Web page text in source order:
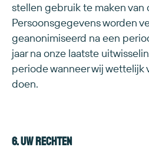
stellen gebruik te maken van
Persoonsgegevens worden
geanonimiseerd na een
jaar na onze laatste
periode wanneer wij
doen.
6. Uw rechten